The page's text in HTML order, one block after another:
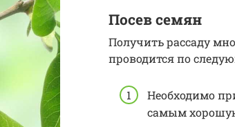
Посев семян
Получить рассаду
проводится по
Необходимо
самым